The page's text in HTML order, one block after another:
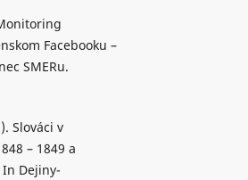
Facebooku –
SMERu.
Slováci v
– 1849 a
In Dejiny-